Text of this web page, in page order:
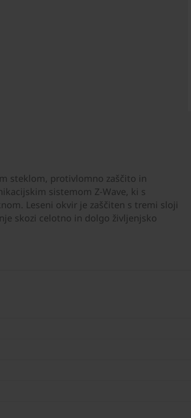
steklom, protivlomno zaščito in
sistemom Z-Wave, ki s
Leseni okvir je zaščiten s tremi sloji
skozi celotno in dolgo življenjsko